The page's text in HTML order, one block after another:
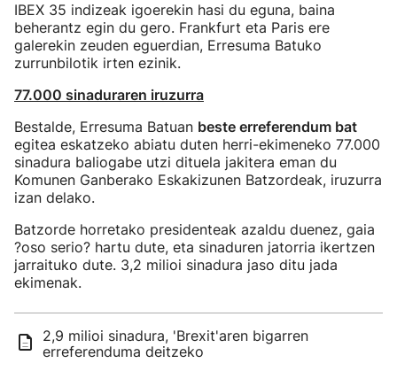
IBEX 35 indizeak igoerekin hasi du eguna, baina
beherantz egin du gero. Frankfurt eta Paris ere
galerekin zeuden eguerdian, Erresuma Batuko
zurrunbilotik irten ezinik.
77.000 sinaduraren iruzurra
Bestalde, Erresuma Batuan beste erreferendum bat
egitea eskatzeko abiatu duten herri-ekimeneko 77.000
sinadura baliogabe utzi dituela jakitera eman du
Komunen Ganberako Eskakizunen Batzordeak, iruzurra
izan delako.
Batzorde horretako presidenteak azaldu duenez, gaia
?oso serio? hartu dute, eta sinaduren jatorria ikertzen
jarraituko dute. 3,2 milioi sinadura jaso ditu jada
ekimenak.
2,9 milioi sinadura, 'Brexit'aren bigarren
erreferenduma deitzeko